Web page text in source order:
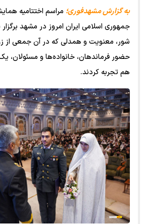
به گزارش مشهدفوری؛ مراسم اختتامیه
جمهوری اسلامی ایران امروز در مشهد برگزار
شور، معنویت و همدلی که در آن جمعی از
حضور فرماندهان، خانواده‌ها و مسئولان، یک
هم تجربه کردند.